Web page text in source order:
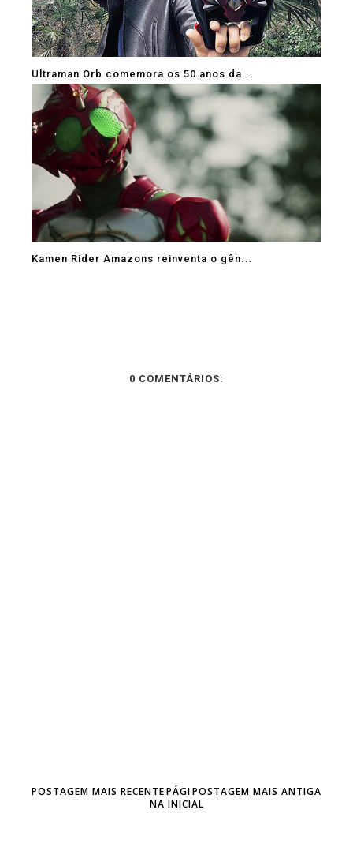
Ultraman Orb comemora os 50 anos da...
Kamen Rider Amazons reinventa o gên...
0 COMENTÁRIOS:
POSTAGEM MAIS RECENTE POSTAGEM MAIS ANTIGA
PÁGI
NA INICIAL